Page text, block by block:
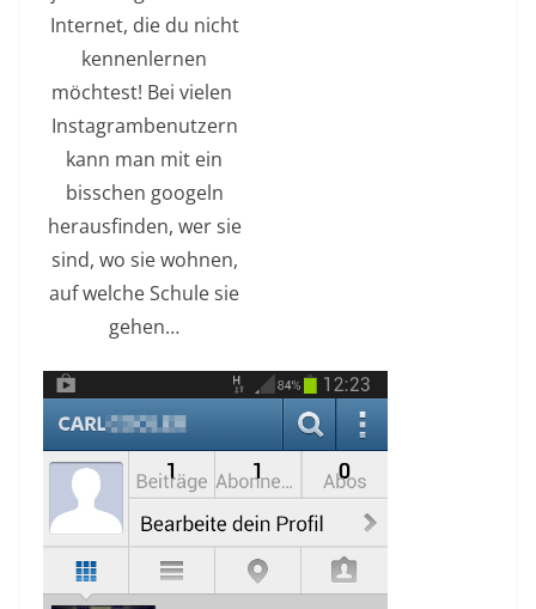
Internet, die du nicht
kennenlernen
möchtest! Bei vielen
Instagrambenutzern
kann man mit ein
bisschen googeln
herausfinden, wer sie
sind, wo sie wohnen,
auf welche Schule sie
gehen…